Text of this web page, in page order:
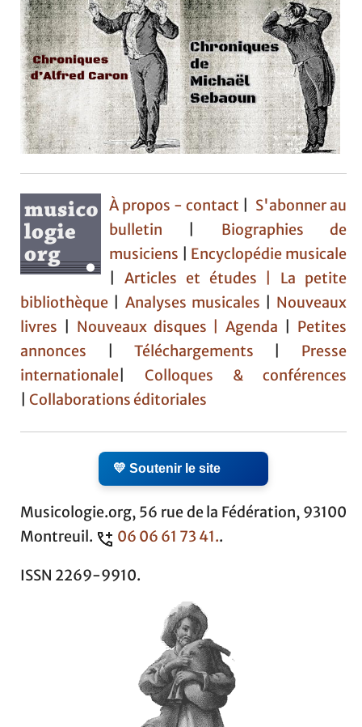
À propos - contact
S'abonner au
bulletin
Biographies de
musiciens
Encyclopédie musicale
|Articles et études | La petite
bibliothèque
Analyses musicales
Nouveaux
livres
Nouveaux disques |Agenda
Petites
annonces
Téléchargements
Presse
internationale
Colloques & conférences
Collaborations éditoriales
💛 Soutenir le site
Musicologie.org, 56 rue de la Fédération, 93100
Montreuil.
06 06 61 73 41..
ISSN 2269-9910.